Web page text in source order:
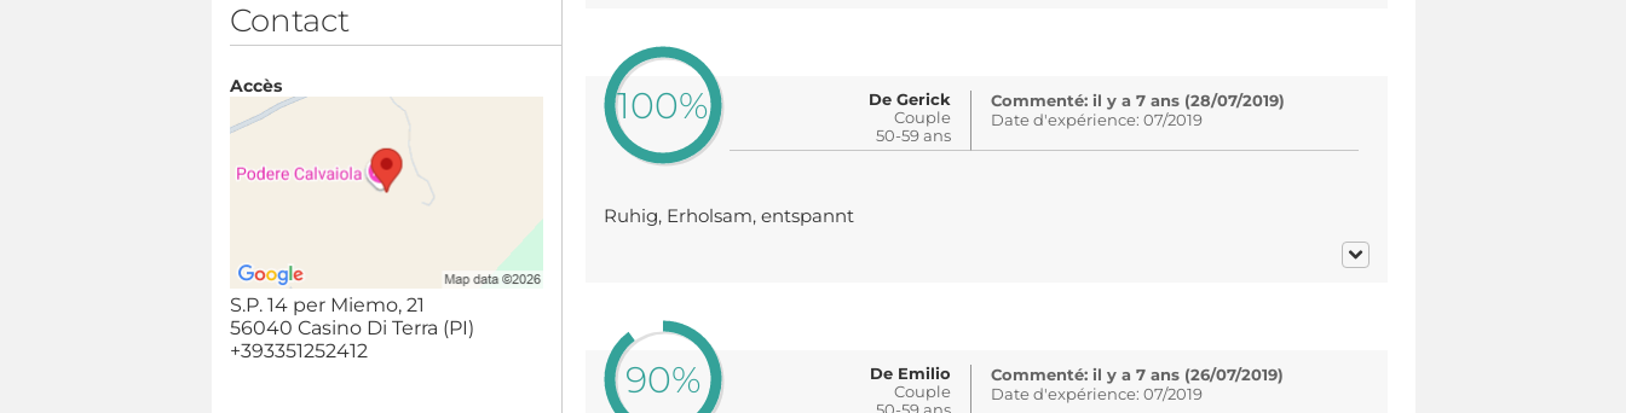
Contact
Accès
S.P. 14 per Miemo, 21
56040 Casino Di Terra (PI)
+393351252412
100%
De Gerick
Couple
50-59 ans
Commenté: il y a 7 ans (28/07/2019)
Date d'expérience: 07/2019
Ruhig, Erholsam, entspannt
90%
De Emilio
Couple
Commenté: il y a 7 ans (26/07/2019)
Date d'expérience: 07/2019